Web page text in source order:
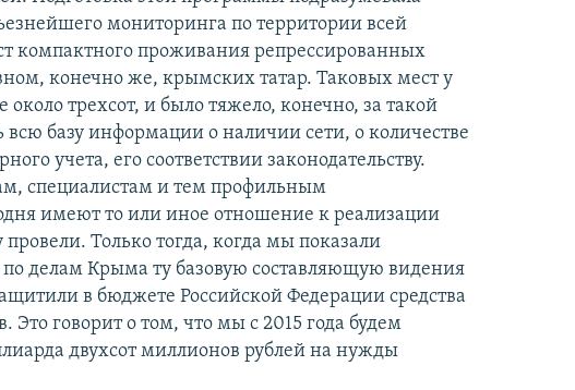
мониторинга по территории всей
компактного проживания репрессированных
конечно же, крымских татар. Таковых мест у
около трехсот, и было тяжело, конечно, за такой
всю базу информации о наличии сети, о количестве
учета, его соответствии законодательству.
специалистам и тем профильным
имеют то или иное отношение к реализации
Только тогда, когда мы показали
делам Крыма ту базовую составляющую видения
в бюджете Российской Федерации средства
Это говорит о том, что мы с 2015 года будем
двухсот миллионов рублей на нужды